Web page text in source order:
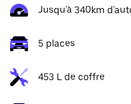
Jusqu'à 340km
5 places
453 L de coffre